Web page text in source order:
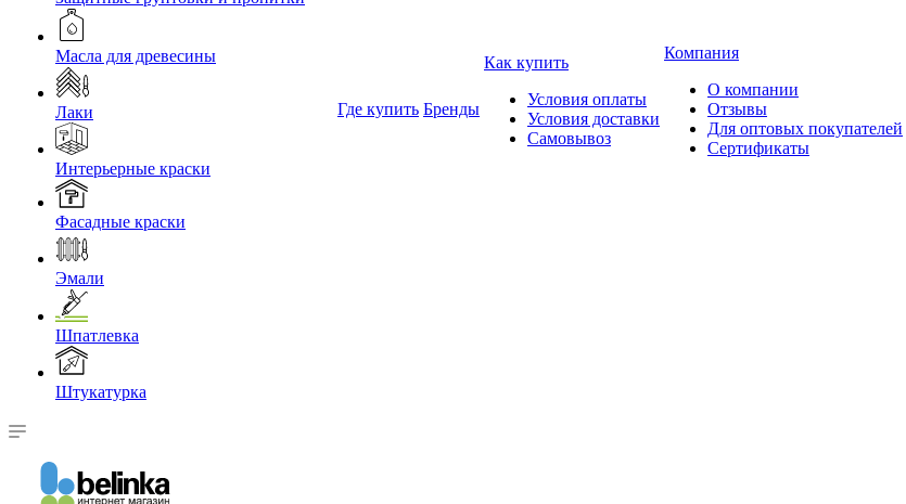
Масла для древесины
Лаки
Интерьерные краски
Фасадные краски
Эмали
Шпатлевка
Штукатурка
Где купить Бренды
Как купить
Условия оплаты
Условия доставки
Самовывоз
Компания
О компании
Отзывы
Для оптовых покупателей
Сертификаты